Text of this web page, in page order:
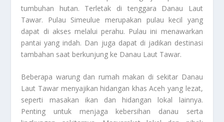
tumbuhan hutan. Terletak di tenggara Danau Laut
Tawar. Pulau Simeulue merupakan pulau kecil yang
dapat di akses melalui perahu. Pulau ini menawarkan
pantai yang indah. Dan juga dapat di jadikan destinasi
tambahan saat berkunjung ke Danau Laut Tawar.
Beberapa warung dan rumah makan di sekitar Danau
Laut Tawar menyajikan hidangan khas Aceh yang lezat,
seperti masakan ikan dan hidangan lokal lainnya.
Penting untuk menjaga kebersihan danau serta